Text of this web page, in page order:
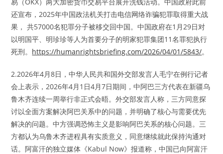
还宣布，2025年中国政法机关打击电信网络诈骗犯罪取得重大战
果， 共57000名犯罪分子被移交回中国。中国政府在1月29日对
以明国平、明珍珍等人为首要分子的明家犯罪集团11名罪犯执行
死刑。 https://humanrightsbriefing.com/2026/04/01/5843/。
2.2026年4月8日，中华人民共和国外交部发言人毛宁在例行记者
会上表示，2026年4月1日4月7日期间，中阿巴三方代表在新疆乌
鲁木齐连续一周举行非正式会晤。外交部发言人称，三方同意探
讨以全面方案解决阿巴关系中的问题，并明确了核心与需要优先
解决的问题。中方强调恐怖主义是影响阿巴关系的核心问题。三
方都认为乌鲁木齐进程具有实质意义，同意继续就此保持沟通对
话。阿富汗的独立媒体《Kabul Now》报道称，中国已向阿富汗